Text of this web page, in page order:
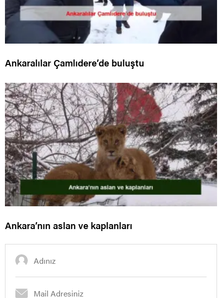
Ankaralılar Çamlıdere’de buluştu
Ankara’nın aslan ve kaplanları